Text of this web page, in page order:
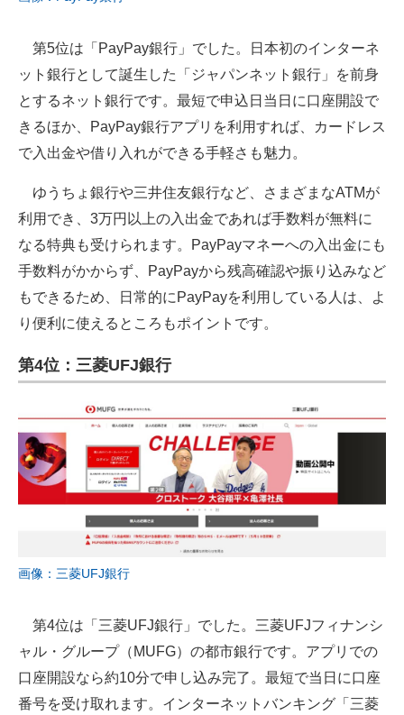
第5位は「PayPay銀行」でした。日本初のインターネ
ット銀行として誕生した「ジャパンネット銀行」を前身
とするネット銀行です。最短で申込日当日に口座開設で
きるほか、PayPay銀行アプリを利用すれば、カードレス
で入出金や借り入れができる手軽さも魅力。
ゆうちょ銀行や三井住友銀行など、さまざまなATMが
利用でき、3万円以上の入出金であれば手数料が無料に
なる特典も受けられます。PayPayマネーへの入出金にも
手数料がかからず、PayPayから残高確認や振り込みなど
もできるため、日常的にPayPayを利用している人は、よ
り便利に使えるところもポイントです。
第4位：三菱UFJ銀行
画像：三菱UFJ銀行
第4位は「三菱UFJ銀行」でした。三菱UFJフィナンシ
ャル・グループ（MUFG）の都市銀行です。アプリでの
口座開設なら約10分で申し込み完了。最短で当日に口座
番号を受け取れます。インターネットバンキング「三菱